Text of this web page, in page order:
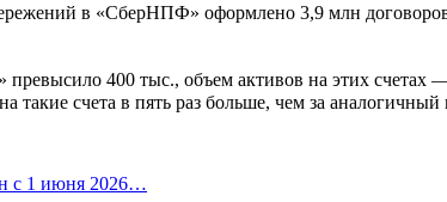
в «СберНПФ» оформлено 3,9 млн
400 тыс., объем активов на этих счетах
такие счета в пять раз больше, чем за
с 1 июня 2026…